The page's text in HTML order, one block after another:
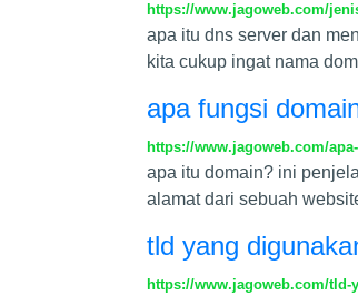
https://www.jagoweb.com/
apa itu dns server dan
kita cukup ingat nama
apa fungsi
https://www.jagoweb.com/
apa itu domain? ini
alamat dari sebuah
tld yang
https://www.jagoweb.com/